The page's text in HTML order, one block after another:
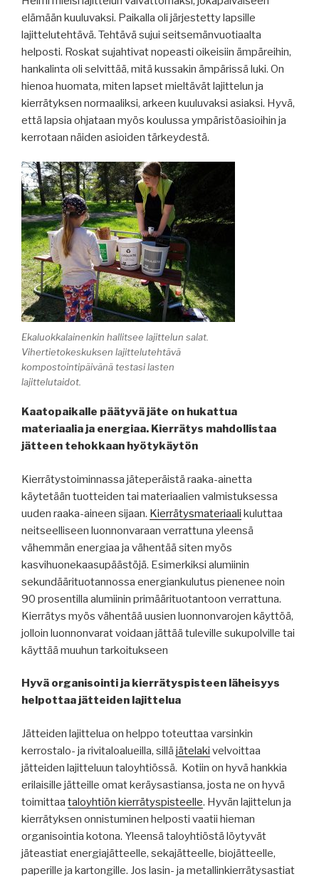
elämään kuuluvaksi. Paikalla oli järjestetty lapsille
lajittelutehtävä. Tehtävä sujui seitsemänvuotiaalta
helposti. Roskat sujahtivat nopeasti oikeisiin ämpäreihin,
hankalinta oli selvittää, mitä kussakin ämpärissä luki. On
hienoa huomata, miten lapset mieltävät lajittelun ja
kierrätyksen normaaliksi, arkeen kuuluvaksi asiaksi. Hyvä,
että lapsia ohjataan myös koulussa ympäristöasioihin ja
kerrotaan näiden asioiden tärkeydestä.
Ekaluokkalainenkin hallitsee lajittelun salat.
Vihertietokeskuksen lajittelutehtävä
kompostointipäivänä testasi lasten
lajittelutaidot.
Kaatopaikalle päätyvä jäte on hukattua
materiaalia ja energiaa. Kierrätys mahdollistaa
jätteen tehokkaan hyötykäytön
Kierrätystoiminnassa jäteperäistä raaka-ainetta
käytetään tuotteiden tai materiaalien valmistuksessa
uuden raaka-aineen sijaan. Kierrätysmateriaali kuluttaa
neitseelliseen luonnonvaraan verrattuna yleensä
vähemmän energiaa ja vähentää siten myös
kasvihuonekaasupäästöjä. Esimerkiksi alumiinin
sekundäärituotannossa energiankulutus pienenee noin
90 prosentilla alumiinin primäärituotantoon verrattuna.
Kierrätys myös vähentää uusien luonnonvarojen käyttöä,
jolloin luonnonvarat voidaan jättää tuleville sukupolville tai
käyttää muuhun tarkoitukseen
Hyvä organisointi ja kierrätyspisteen läheisyys
helpottaa jätteiden lajittelua
Jätteiden lajittelua on helppo toteuttaa varsinkin
kerrostalo- ja rivitaloalueilla, sillä jätelaki velvoittaa
jätteiden lajitteluun taloyhtiössä. Kotiin on hyvä hankkia
erilaisille jätteille omat keräysastiansa, josta ne on hyvä
toimittaa taloyhtiön kierrätyspisteelle. Hyvän lajittelun ja
kierrätyksen onnistuminen helposti vaatii hieman
organisointia kotona. Yleensä taloyhtiöstä löytyvät
jäteastiat energiajätteelle, sekajätteelle, biojätteelle,
paperille ja kartongille. Jos lasin- ja metallinkierrätysastiat